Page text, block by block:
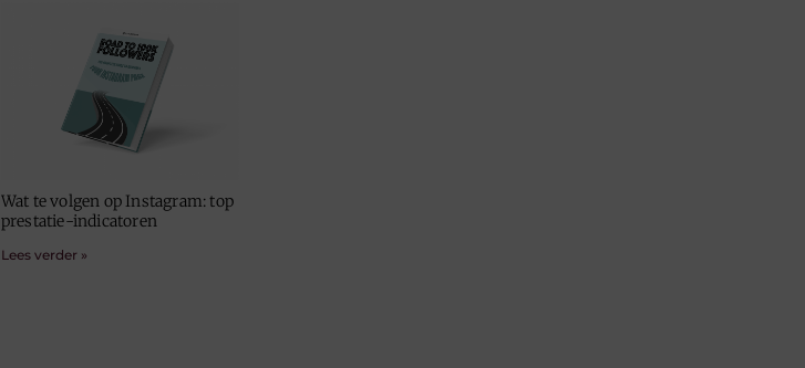
Wat te volgen op Instagram: top
prestatie-indicatoren
Lees verder »